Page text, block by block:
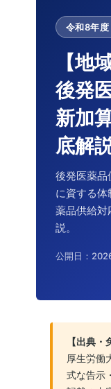
令和8年度
【地
後発
新加
底解
後発医薬品
に資する
薬品供給対
説。
公開日：
【出典・
厚生労働
式な告示